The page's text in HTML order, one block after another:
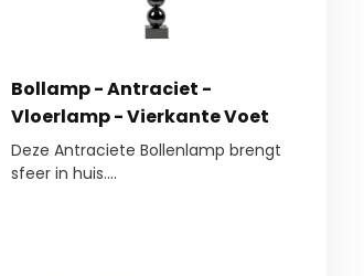
Bollamp - Antraciet -
Vloerlamp - Vierkante Voet
Deze Antraciete Bollenlamp brengt
sfeer in huis....